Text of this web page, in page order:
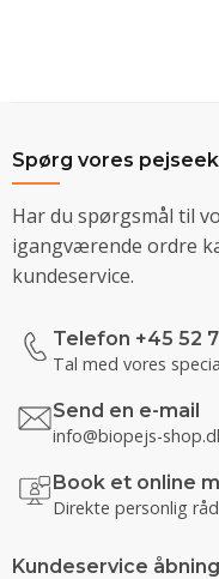
Spørg vores
Har du spørgsmål til
igangværende ordre
kundeservice.
Telefon +45 52
Tal med vores
Send en e-mail
info@biopejs-
Book et online
Direkte personlig
Kundeservice